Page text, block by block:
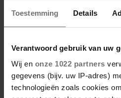
Toestemming Details
Verantwoord gebruik van uw
Wij en onze 1022 partners
gegevens (bijv. uw IP-adres)
technologieën zoals cookies